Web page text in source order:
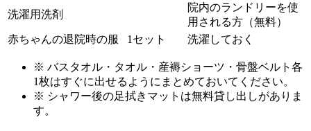
洗濯用洗剤
院内のランドリーを使
用される方（無料）
赤ちゃんの退院時の服
1セット 洗濯しておく
※ バスタオル・タオル・産褥ショーツ・骨盤ベルト各
1枚はすぐに出せるようにまとめておいてください。
※ シャワー後の足拭きマットは無料貸し出しがありま
す。